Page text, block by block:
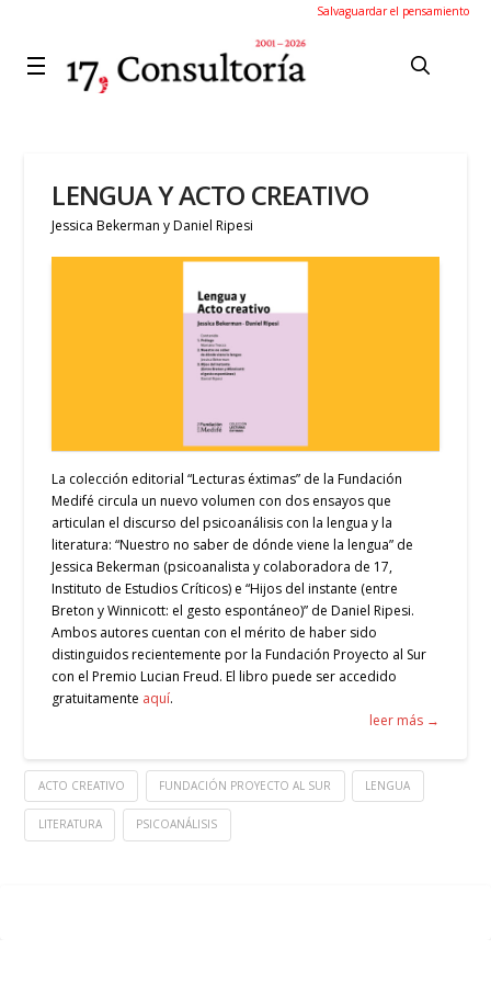
Salvaguardar el pensamiento
LENGUA Y ACTO CREATIVO
Jessica Bekerman y Daniel Ripesi
La colección editorial “Lecturas éxtimas” de la Fundación
Medifé circula un nuevo volumen con dos ensayos que
articulan el discurso del psicoanálisis con la lengua y la
literatura: “Nuestro no saber de dónde viene la lengua” de
Jessica Bekerman (psicoanalista y colaboradora de 17,
Instituto de Estudios Críticos) e “Hijos del instante (entre
Breton y Winnicott: el gesto espontáneo)” de Daniel Ripesi.
Ambos autores cuentan con el mérito de haber sido
distinguidos recientemente por la Fundación Proyecto al Sur
con el Premio Lucian Freud. El libro puede ser accedido
gratuitamente aquí.
leer más →
ACTO CREATIVO FUNDACIÓN PROYECTO AL SUR LENGUA
LITERATURA PSICOANÁLISIS